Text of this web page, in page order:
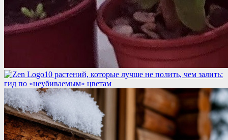
10 растений, которые лучше не полить, чем залить:
гид по «неубиваемым» цветам